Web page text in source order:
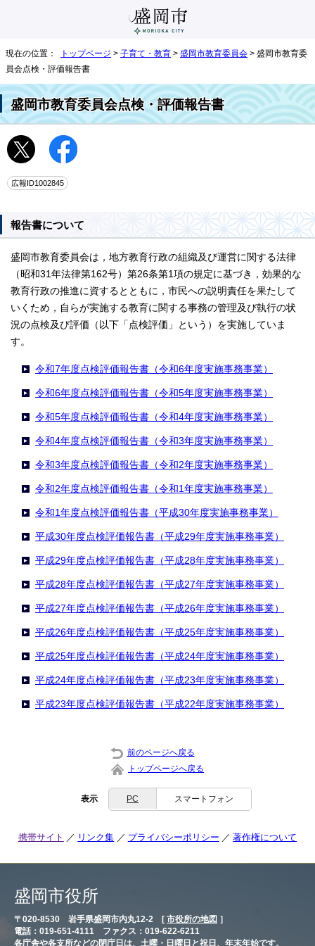
現在の位置： トップページ > 子育て・教育 > 盛岡市教育委員会 > 盛岡市教育委
員会点検・評価報告書
盛岡市教育委員会点検・評価報告書
広報ID1002845
報告書について
盛岡市教育委員会は，地方教育行政の組織及び運営に関する法律
（昭和31年法律第162号）第26条第1項の規定に基づき，効果的な
教育行政の推進に資するとともに，市民への説明責任を果たして
いくため，自らが実施する教育に関する事務の管理及び執行の状
況の点検及び評価（以下「点検評価」という）を実施していま
す。
令和7年度点検評価報告書（令和6年度実施事務事業）
令和6年度点検評価報告書（令和5年度実施事務事業）
令和5年度点検評価報告書（令和4年度実施事務事業）
令和4年度点検評価報告書（令和3年度実施事務事業）
令和3年度点検評価報告書（令和2年度実施事務事業）
令和2年度点検評価報告書（令和1年度実施事務事業）
令和1年度点検評価報告書（平成30年度実施事務事業）
平成30年度点検評価報告書（平成29年度実施事務事業）
平成29年度点検評価報告書（平成28年度実施事務事業）
平成28年度点検評価報告書（平成27年度実施事務事業）
平成27年度点検評価報告書（平成26年度実施事務事業）
平成26年度点検評価報告書（平成25年度実施事務事業）
平成25年度点検評価報告書（平成24年度実施事務事業）
平成24年度点検評価報告書（平成23年度実施事務事業）
平成23年度点検評価報告書（平成22年度実施事務事業）
前のページへ戻る
トップページへ戻る
表示 PC スマートフォン
携帯サイト リンク集 プライバシーポリシー 著作権について
盛岡市役所
〒020-8530 岩手県盛岡市内丸12-2 [ 市役所の地図 ］
電話：019-651-4111 ファクス：019-622-6211
各庁舎や各支所などの閉庁日は、土曜・日曜日と祝日、年末年始です。